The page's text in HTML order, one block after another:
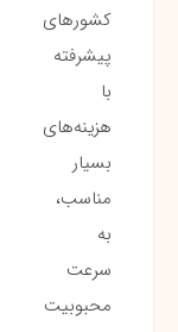
کشورهای
پیشرفته
با
هزینه‌های
بسیار
مناسب،
به
سرعت
محبوبیت